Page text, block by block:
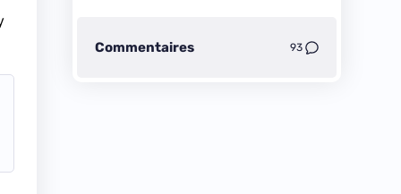
Commentaires 93